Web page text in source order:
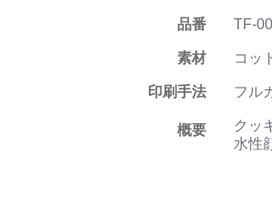
品番 TF-
素材 コッ
印刷手法 フル
概要
クッ
水性